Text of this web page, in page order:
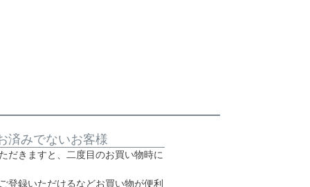
済みでないお客様
だきますと、二度目のお買い物時に
登録いただけるなどお買い物が便利